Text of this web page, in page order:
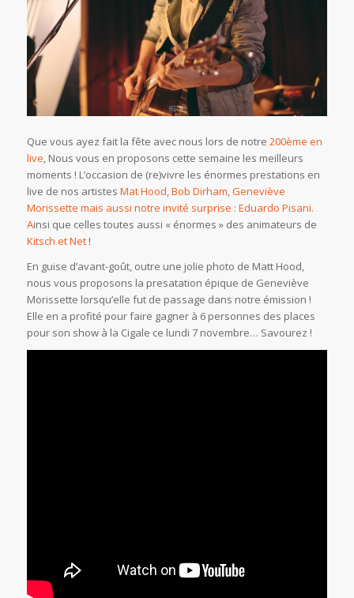
Que vous ayez fait la fête avec nous lors de notre 200ème en
live , Nous vous en proposons cette semaine les meilleurs
moments ! L’occasion de (re)vivre les énormes prestations en
live de nos artistes Mat Hood Bob Dirham Geneviève
Morissette mais aussi notre invité surprise : Eduardo Pisani.
Ainsi que celles toutes aussi « énormes » des animateurs de
Kitsch et Net!
En guise d’avant-goût, outre une jolie photo de Matt Hood,
nous vous proposons la presatation épique de Geneviève
Morissette lorsqu’elle fut de passage dans notre émission !
Elle en a profité pour faire gagner à 6 personnes des places
pour son show à la Cigale ce lundi 7 novembre… Savourez !